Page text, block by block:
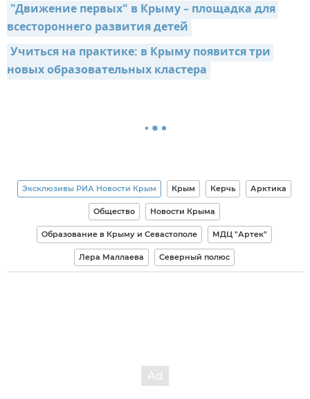
"Движение первых" в Крыму – площадка для
всестороннего развития детей
Учиться на практике: в Крыму появится три
новых образовательных кластера
Эксклюзивы РИА Новости Крым Крым Керчь Арктика
Общество Новости Крыма
Образование в Крыму и Севастополе МДЦ "Артек"
Лера Маллаева Северный полюс